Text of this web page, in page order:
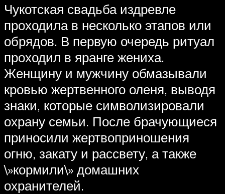
Чукотская свадьба издревле
проходила в несколько этапов или
обрядов. В первую очередь ритуал
проходил в яранге жениха.
Женщину и мужчину обмазывали
кровью жертвенного оленя, выводя
знаки, которые символизировали
охрану семьи. После брачующиеся
приносили жертвоприношения
огню, закату и рассвету, а также
\»кормили\» домашних
охранителей.